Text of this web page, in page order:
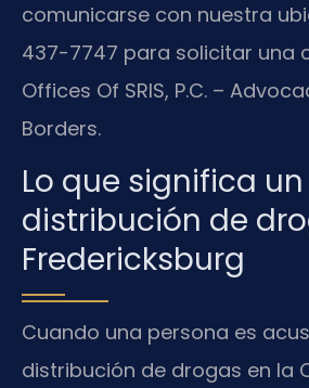
comunicarse con nuestra
437-7747 para solicitar una
Offices Of SRIS, P.C. –
Borders.
Lo que significa
distribución de
Fredericksburg
Cuando una persona es
distribución de drogas en la